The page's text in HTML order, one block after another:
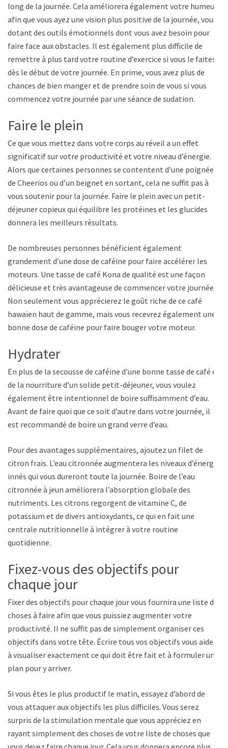
long de la journée. Cela améliorera également votre humeur
afin que vous ayez une vision plus positive de la journée, vous
dotant des outils émotionnels dont vous avez besoin pour
faire face aux obstacles. Il est également plus difficile de
remettre à plus tard votre routine d’exercice si vous le faites
dès le début de votre journée. En prime, vous avez plus de
chances de bien manger et de prendre soin de vous si vous
commencez votre journée par une séance de sudation.
Faire le plein
Ce que vous mettez dans votre corps au réveil a un effet
significatif sur votre productivité et votre niveau d’énergie.
Alors que certaines personnes se contentent d’une poignée
de Cheerios ou d’un beignet en sortant, cela ne suffit pas à
vous soutenir pour la journée. Faire le plein avec un petit-
déjeuner copieux qui équilibre les protéines et les glucides
donnera les meilleurs résultats.
De nombreuses personnes bénéficient également
grandement d’une dose de caféine pour faire accélérer les
moteurs. Une tasse de café Kona de qualité est une façon
délicieuse et très avantageuse de commencer votre journée.
Non seulement vous apprécierez le goût riche de ce café
hawaïen haut de gamme, mais vous recevrez également une
bonne dose de caféine pour faire bouger votre moteur.
Hydrater
En plus de la secousse de caféine d’une bonne tasse de café et
de la nourriture d’un solide petit-déjeuner, vous voulez
également être intentionnel de boire suffisamment d’eau.
Avant de faire quoi que ce soit d’autre dans votre journée, il
est recommandé de boire un grand verre d’eau.
Pour des avantages supplémentaires, ajoutez un filet de
citron frais. L’eau citronnée augmentera les niveaux d’énergie
innés qui vous dureront toute la journée. Boire de l’eau
citronnée à jeun améliorera l’absorption globale des
nutriments. Les citrons regorgent de vitamine C, de
potassium et de divers antioxydants, ce qui en fait une
centrale nutritionnelle à intégrer à votre routine
quotidienne.
Fixez-vous des objectifs pour
chaque jour
Fixer des objectifs pour chaque jour vous fournira une liste de
choses à faire afin que vous puissiez augmenter votre
productivité. Il ne suffit pas de simplement organiser ces
objectifs dans votre tête. Écrire tous vos objectifs vous aidera
à visualiser exactement ce qui doit être fait et à formuler un
plan pour y arriver.
Si vous êtes le plus productif le matin, essayez d’abord de
vous attaquer aux objectifs les plus difficiles. Vous serez
surpris de la stimulation mentale que vous appréciez en
rayant simplement des choses de votre liste de choses que